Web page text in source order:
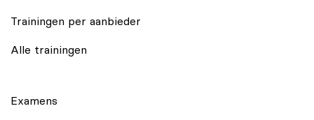
Trainingen per aanbieder
Alle trainingen
Examens